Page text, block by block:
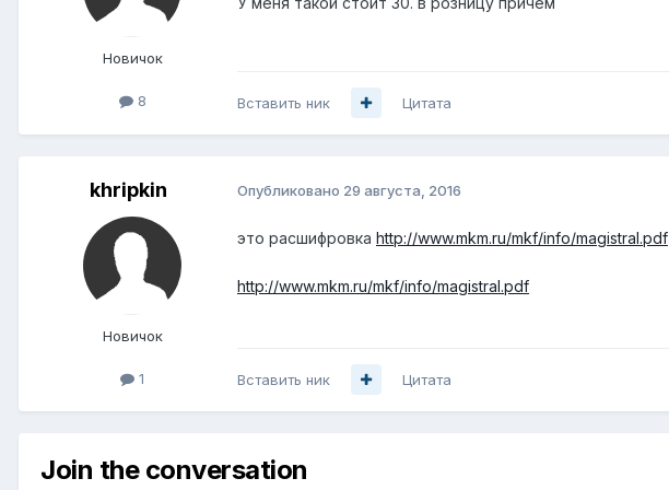
Новичок
8 Вставить ник Цитата
khripkin
Новичок
1
Опубликовано 29 августа, 2016
это расшифровка http://www.mkm.ru/mkf/info/magistral.pdf
http://www.mkm.ru/mkf/info/magistral.pdf
Вставить ник Цитата
Join the conversation